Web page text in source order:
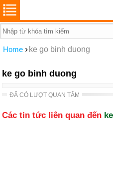
Home › ke go binh duong
ke go binh duong
ĐÃ CÓ LƯỢT QUAN TÂM
Các tin tức liên quan đến